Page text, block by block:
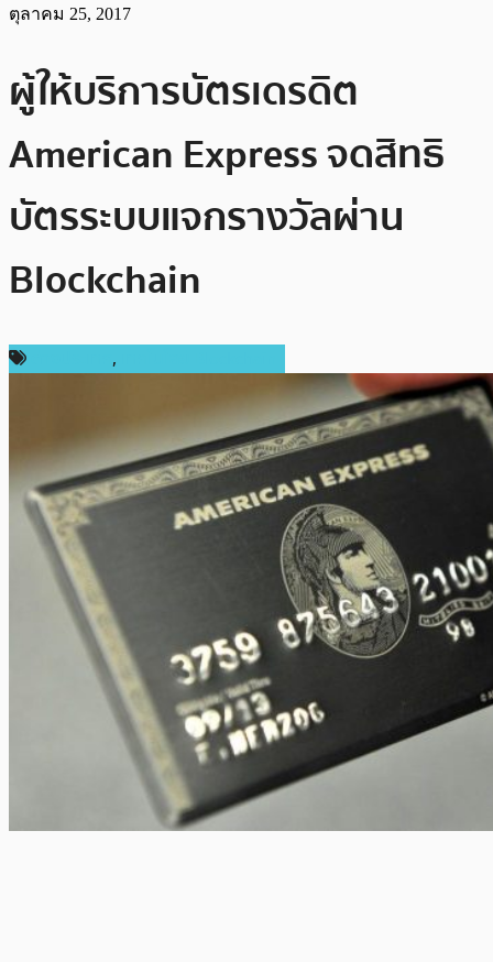
ตุลาคม 25, 2017
ผู้ให้บริการบัตรเดรดิต
American Express จดสิทธิ
บัตรระบบแจกรางวัลผ่าน
Blockchain
,